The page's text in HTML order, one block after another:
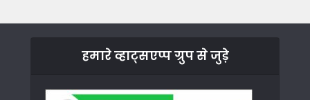
हमारे व्हाट्सएप्प ग्रुप से जुड़े